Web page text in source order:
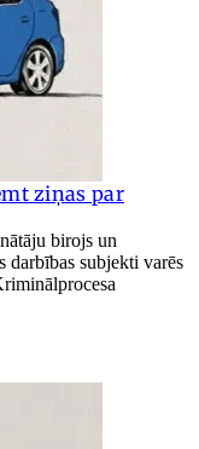
ziņas par
birojs un
darbības subjekti varēs